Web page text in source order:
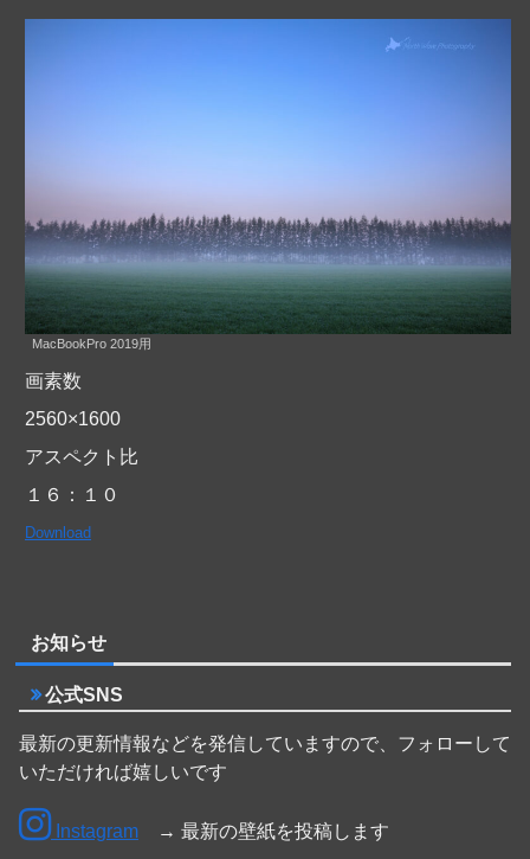
MacBookPro 2019用
画素数
2560×1600
アスペクト比
１６：１０
Download
お知らせ
公式SNS
最新の更新情報などを発信していますので、フォローして
いただければ嬉しいです
Instagram → 最新の壁紙を投稿します